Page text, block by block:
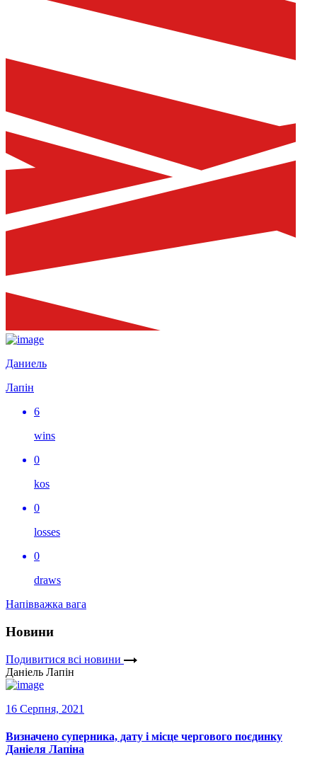
Даниель
Лапін
6
wins
0
kos
0
losses
0
draws
Напівважка вага
Новини
Подивитися всі новини
Даніель Лапін
16 Серпня, 2021
Визначено суперника, дату і місце чергового поєдинку
Даніеля Лапіна